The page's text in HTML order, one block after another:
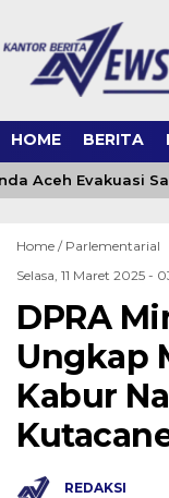
HOME BERITA
Aceh Evakuasi
Home / Parlementarial
Selasa, 11 Maret 2025 -
DPRA
Ungkap
Kabur
REDAKSI